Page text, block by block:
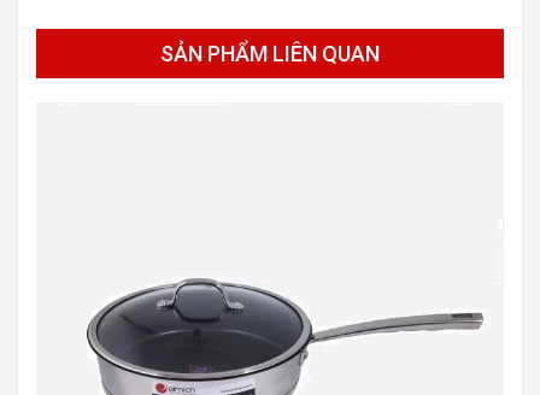
SẢN PHẨM LIÊN QUAN